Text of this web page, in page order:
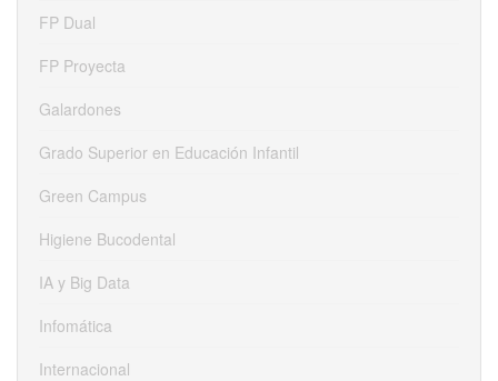
FP Dual
FP Proyecta
Galardones
Grado Superior en Educación Infantil
Green Campus
Higiene Bucodental
IA y Big Data
Infomática
Internacional